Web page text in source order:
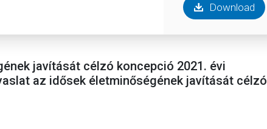
Download
javítását célzó koncepció 2021. évi
az idősek életminőségének javítását célzó